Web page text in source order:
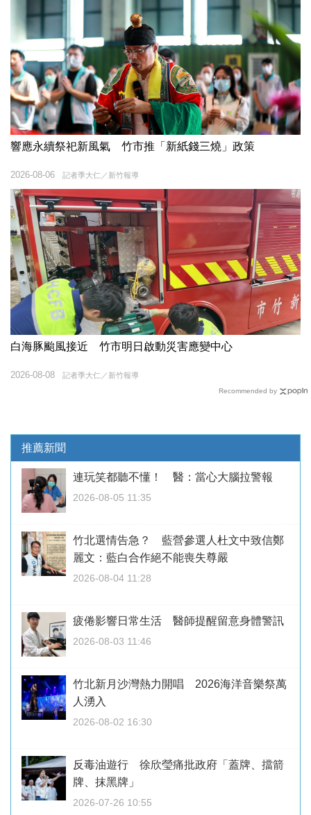
響應永續祭祀新風氣 竹市推「新紙錢三燒」政策
記者季大仁／新竹報導
2026-08-06
白海豚颱風接近 竹市明日啟動災害應變中心
記者季大仁／新竹報導
2026-08-08
Recommended by
推薦新聞
連玩笑都聽不懂！ 醫：當心大腦拉警報
2026-08-05 11:35
竹北選情告急？ 藍營參選人杜文中致信鄭
麗文：藍白合作絕不能喪失尊嚴
2026-08-04 11:28
疲倦影響日常生活 醫師提醒留意身體警訊
2026-08-03 11:46
竹北新月沙灣熱力開唱 2026海洋音樂祭萬
人湧入
2026-08-02 16:30
反毒油遊行 徐欣瑩痛批政府「蓋牌、擋箭
牌、抹黑牌」
2026-07-26 10:55